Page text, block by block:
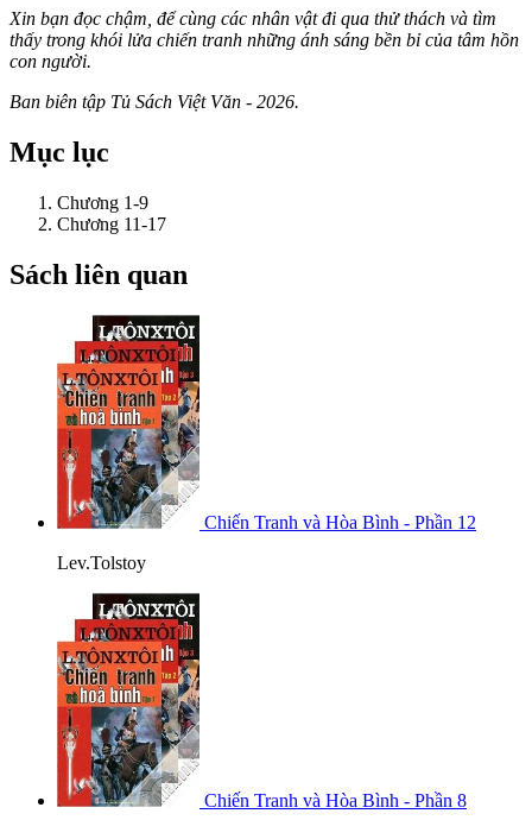
Xin bạn đọc chậm, để cùng các nhân vật đi qua thử thách và tìm
thấy trong khói lửa chiến tranh những ánh sáng bền bỉ của tâm hồn
con người.
Ban biên tập Tủ Sách Việt Văn - 2026.
Mục lục
Chương 1-9
Chương 11-17
Sách liên quan
Chiến Tranh và Hòa Bình - Phần 12
Lev.Tolstoy
Chiến Tranh và Hòa Bình - Phần 8